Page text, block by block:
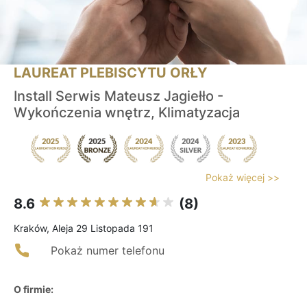
LAUREAT PLEBISCYTU ORŁY
Install Serwis Mateusz Jagiełło -
Wykończenia wnętrz, Klimatyzacja
Pokaż więcej >>
8.6 (8)
Kraków, Aleja 29 Listopada 191
Pokaż numer telefonu
O firmie: